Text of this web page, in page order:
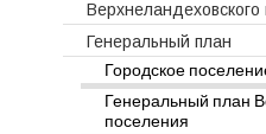
Генеральный план
Городское
Генеральный план
поселения